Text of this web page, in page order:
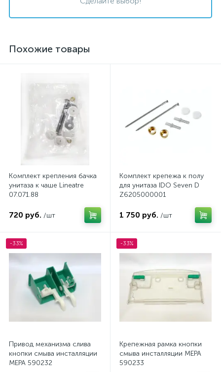
Похожие товары
Комплект крепления бачка
унитаза к чаше Lineatre
07.071.88
720 руб. /шт
Комплект крепежа к полу
для унитаза IDO Seven D
Z6205000001
1 750 руб. /шт
-33%
Привод механизма слива
кнопки смыва инсталляции
MEPA 590232
-33%
Крепежная рамка кнопки
смыва инсталляции MEPA
590233